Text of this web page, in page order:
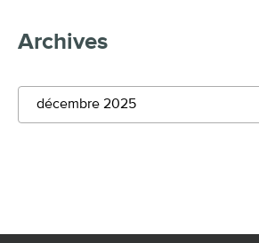
Archives
décembre 2025